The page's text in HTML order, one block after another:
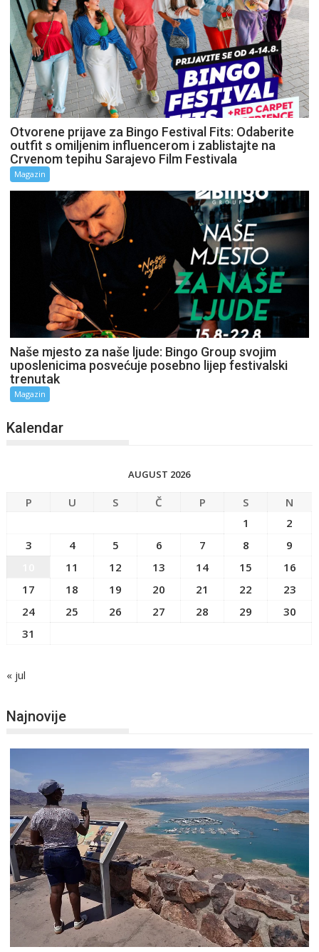
Otvorene prijave za Bingo Festival Fits: Odaberite
outfit s omiljenim influencerom i zablistajte na
Crvenom tepihu Sarajevo Film Festivala
Magazin
Naše mjesto za naše ljude: Bingo Group svojim
uposlenicima posvećuje posebno lijep festivalski
trenutak
Magazin
Kalendar
AUGUST 2026
P U S Č P S
N
1
2
3
4 5 6 7 8
9
11 12 13 14 15
16
17
18 19 20 21 22
23
24
25 26 27 28 29
30
31
« jul
Najnovije